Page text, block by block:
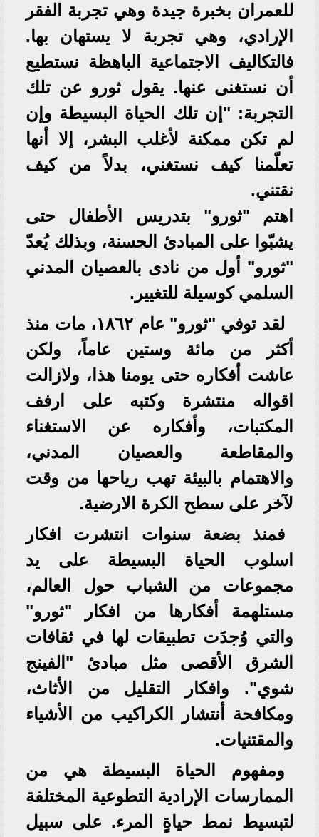
للعمران بخبرة جيدة وهي تجربة الفقر
الإرادي، وهي تجربة لا يستهان بها.
فالتكاليف الاجتماعية الباهظة نستطيع
أن نستغنى عنها. يقول ثورو عن تلك
التجربة: "إن تلك الحياة البسيطة وإن
لم تكن ممكنة لأغلب البشر، إلا أنها
تعلّمنا كيف نستغني، بدلاً من كيف
نقتني.
اهتم "ثورو" بتدريس الأطفال حتى
يشبّوا على المبادئ الحسنة، وبذلك يُعدّ
"ثورو" أول من نادى بالعصيان المدني
السلمي كوسيلة للتغيير.
لقد توفي "ثورو" عام ١٨٦٢، مات منذ
أكثر من مائة وستين عاماً، ولكن
عاشت أفكاره حتى يومنا هذا، ولازالت
اقواله منتشرة وكتبه على ارفف
المكتبات، وأفكاره عن الاستغناء
والمقاطعة والعصيان المدني،
والاهتمام بالبيئة تهب رياحها من وقت
لآخر على سطح الكرة الارضية.
فمنذ بضعة سنوات انتشرت افكار
اسلوب الحياة البسيطة على يد
مجموعات من الشباب حول العالم،
مستلهمة أفكارها من افكار "ثورو"
والتي وُجدَت تطبيقات لها في ثقافات
الشرق الأقصى مثل مبادئ "الفينج
شوي". وافكار التقليل من الأثاث،
ومكافحة أنتشار الكراكيب من الأشياء
والمقتنيات.
ومفهوم الحياة البسيطة هي من
الممارسات الإرادية التطوعية المختلفة
لتبسيط نمط حياةٍ المرء. على سبيل